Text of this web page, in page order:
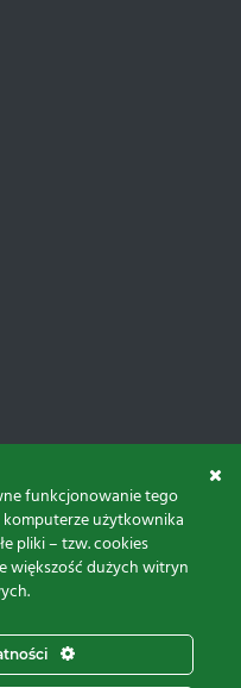
funkcjonowanie tego
komputerze użytkownika
pliki – tzw. cookies
większość dużych witryn